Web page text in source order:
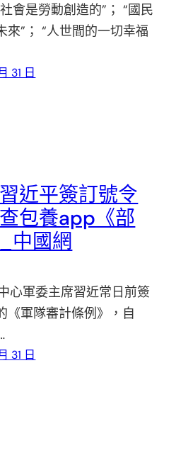
會是勞動創造的”； “國民
”； “人世間的一切幸福
31 日
近平簽訂號令
包養app《部
中國網
心軍委主席習近常日前簽
《軍隊審計條例》，自
31 日